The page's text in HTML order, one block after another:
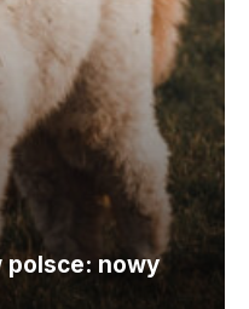
polsce: nowy